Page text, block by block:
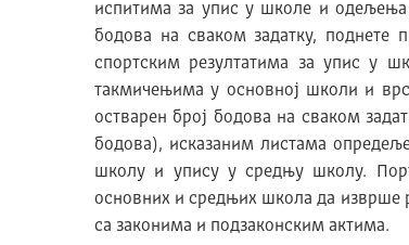
испитима за упис у школе и одељења
бодова на сваком задатку, поднете
спортским резултатима за упис у
такмичењима у основној школи и
остварен број бодова на сваком
бодова), исказаним листама
школу и упису у средњу школу.
основних и средњих школа да изврше
са законима и подзаконским актима.